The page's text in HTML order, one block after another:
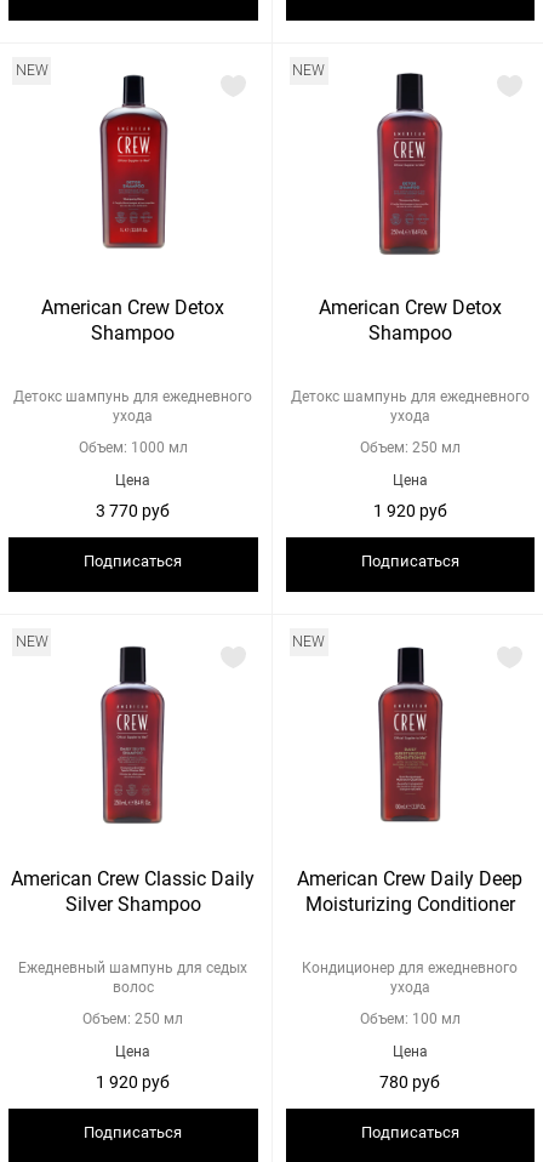
NEW
American Crew Detox
Shampoo
Детокс шампунь для ежедневного
ухода
Объем: 1000 мл
Цена
3 770 руб
Подписаться
NEW
American Crew Detox
Shampoo
Детокс шампунь для ежедневного
ухода
Объем: 250 мл
Цена
1 920 руб
Подписаться
NEW
American Crew Classic Daily
Silver Shampoo
Ежедневный шампунь для седых
волос
Объем: 250 мл
Цена
1 920 руб
Подписаться
NEW
American Crew Daily Deep
Moisturizing Conditioner
Кондиционер для ежедневного
ухода
Объем: 100 мл
Цена
780 руб
Подписаться